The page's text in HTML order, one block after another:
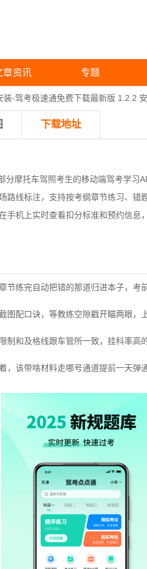
章资讯 专题
-驾考极速通免费下载最新版 1.2.2
下载地址
分摩托车驾照考生的移动端驾考学习
路线标注，支持按考纲章节练习、错
手机上实时查看扣分标准和预约信息
节练完自动把错的那道归进本子，考
图配口诀，等教练空隙戳开瞄两眼，
制和及格线跟车管所一致，挂科率高
，该带啥材料走哪号通道提前一天弹